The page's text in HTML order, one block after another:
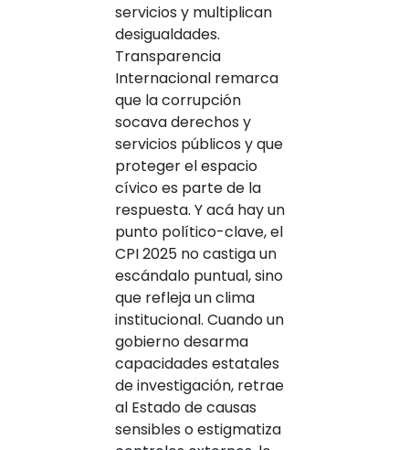
servicios y multiplican
desigualdades.
Transparencia
Internacional remarca
que la corrupción
socava derechos y
servicios públicos y que
proteger el espacio
cívico es parte de la
respuesta. Y acá hay un
punto político-clave, el
CPI 2025 no castiga un
escándalo puntual, sino
que refleja un clima
institucional. Cuando un
gobierno desarma
capacidades estatales
de investigación, retrae
al Estado de causas
sensibles o estigmatiza